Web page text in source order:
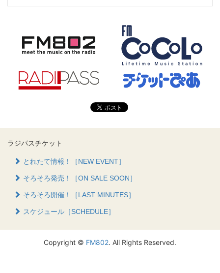
ラジパスチケット
とれたて情報！［NEW EVENT］
そろそろ発売！［ON SALE SOON］
そろそろ開催！［LAST MINUTES］
スケジュール［SCHEDULE］
Copyright © FM802. All Rights Reserved.